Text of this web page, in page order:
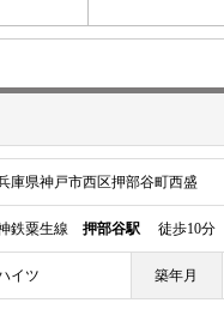
庫県神戸市西区押部谷町西盛
鉄粟生線 押部谷駅徒歩10分
イツ 築年月